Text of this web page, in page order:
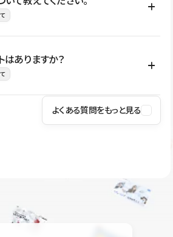
にくい状態で運用できます。 さらにコン
を与えずに更新作業を進めやすくなりま
やサービスを安全に利用できるよう、通信
アクセス管理、脆弱性対策など、複数の観
号化に対応しており、悪質なスクリプトの
はありますか？
は、ヘルプセンターでご確認いただけま
談できるコミュニティもご利用ください。
よくある質問をもっと見る